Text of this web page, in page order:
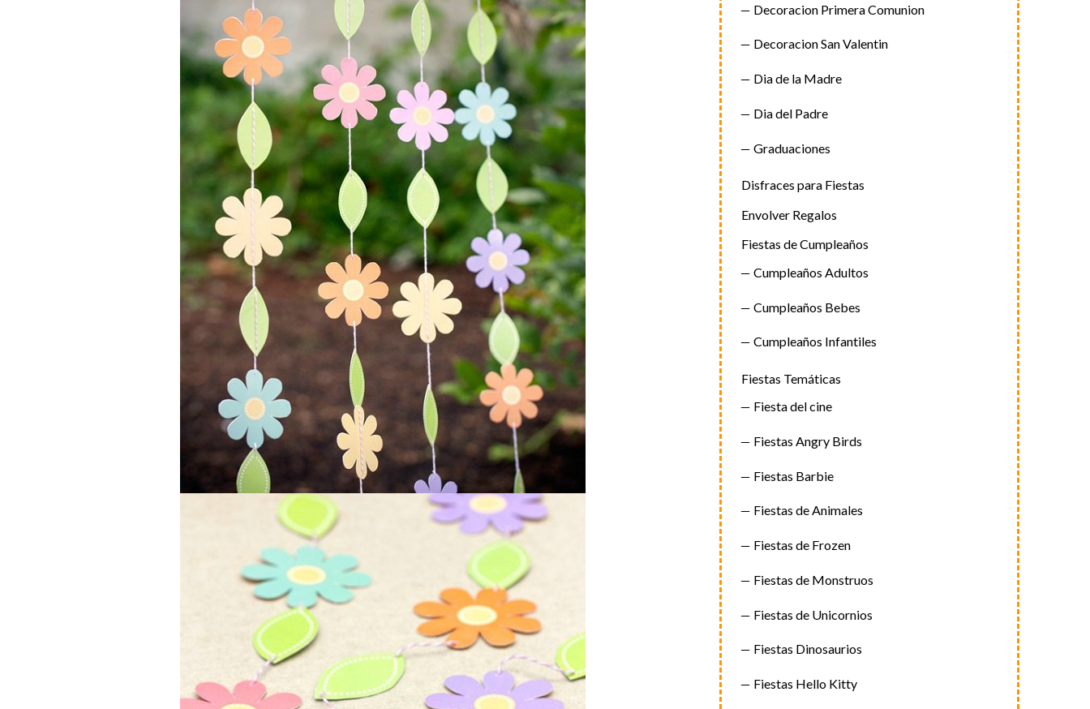
Decoracion Primera Comunion
Decoracion San Valentin
Dia de la Madre
Dia del Padre
Graduaciones
Disfraces para Fiestas
Envolver Regalos
Fiestas de Cumpleaños
Cumpleaños Adultos
Cumpleaños Bebes
Cumpleaños Infantiles
Fiestas Temáticas
Fiesta del cine
Fiestas Angry Birds
Fiestas Barbie
Fiestas de Animales
Fiestas de Frozen
Fiestas de Monstruos
Fiestas de Unicornios
Fiestas Dinosaurios
Fiestas Hello Kitty